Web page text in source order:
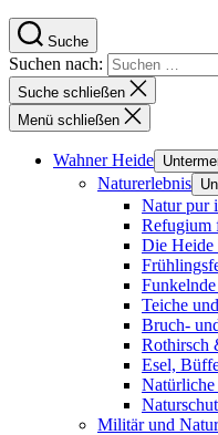
Suche
Suchen nach:
Suche schließen
Menü schließen
Wahner Heide
Naturerlebnis
Natur pur
Refugium
Die Heide
Teiche
Bruch-
Rothirsch
Esel,
Militär und